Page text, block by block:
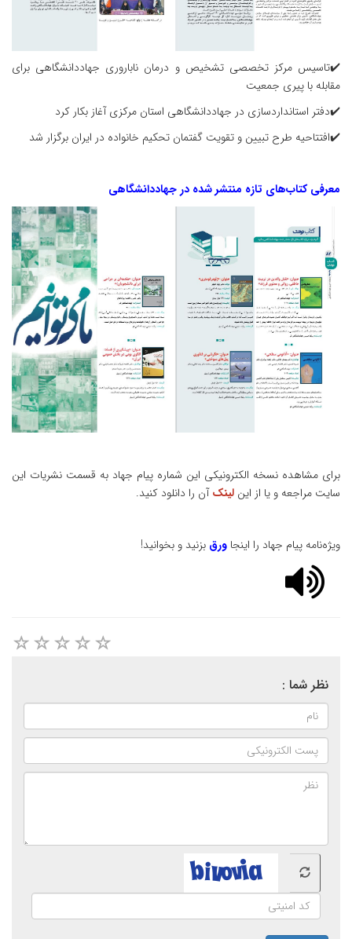
✔️تاسیس مرکز تخصصی تشخیص و درمان ناباروری جهاددانشگاهی برای
مقابله با پیری جمعیت
✔️دفتر استانداردسازی در جهاددانشگاهی استان مرکزی آغاز بکار کرد
✔️افتتاحیه طرح تبیین و تقویت گفتمان تحکیم خانواده در ایران برگزار شد
معرفی کتاب‌های تازه منتشر شده در جهاددانشگاهی
برای مشاهده نسخه‌ الکترونیکی این شماره‌ پیام‌ جهاد به قسمت نشریات این
سایت مراجعه و یا از این لینکآن را دانلود کنید.
ویژه‌نامه پیام جهاد را اینجا ورق بزنید و بخوانید!
نظر شما :